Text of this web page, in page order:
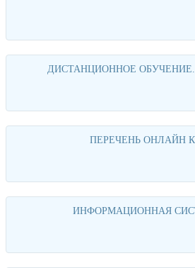
ДИСТАНЦИОННОЕ
ПЕРЕЧЕНЬ ОНЛАЙН
ИНФОРМАЦИОННАЯ